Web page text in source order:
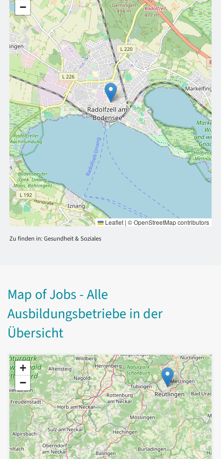
−
Leaflet | ©OpenStreetMapcontributors
Zu finden in:Gesundheit & Soziales
Map of Jobs - Alle
Ausbildungsbetriebe in der
Übersicht
+
−